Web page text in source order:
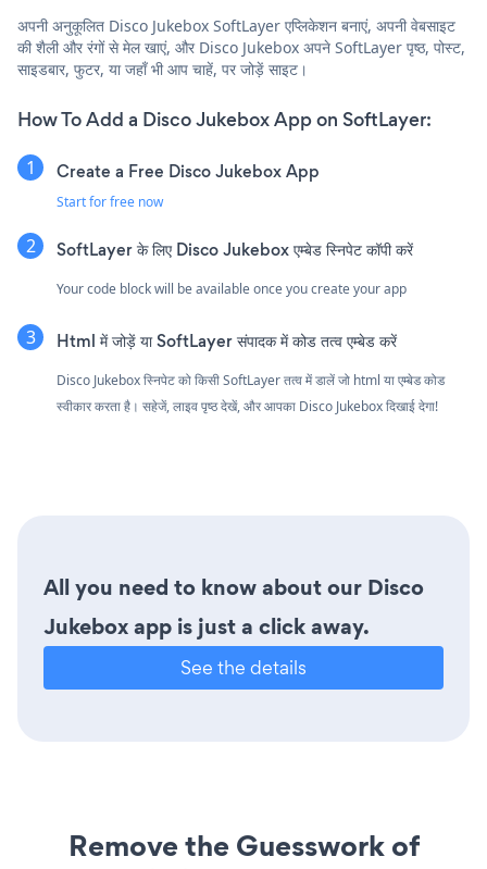
अपनी अनुकूलित Disco Jukebox SoftLayer एप्लिकेशन बनाएं, अपनी वेबसाइट
की शैली और रंगों से मेल खाएं, और Disco Jukebox अपने SoftLayer पृष्ठ, पोस्ट,
साइडबार, फुटर, या जहाँ भी आप चाहें, पर जोड़ें साइट।
How To Add a Disco Jukebox App on SoftLayer:
Create a Free Disco Jukebox App
Start for free now
SoftLayer के लिए Disco Jukebox एम्बेड स्निपेट कॉपी करें
Your code block will be available once you create your app
Html में जोड़ें या SoftLayer संपादक में कोड तत्व एम्बेड करें
Disco Jukebox स्निपेट को किसी SoftLayer तत्व में डालें जो html या एम्बेड कोड
स्वीकार करता है। सहेजें, लाइव पृष्ठ देखें, और आपका Disco Jukebox दिखाई देगा!
All you need to know about our Disco
Jukebox app is just a click away.
See the details
Remove the Guesswork of